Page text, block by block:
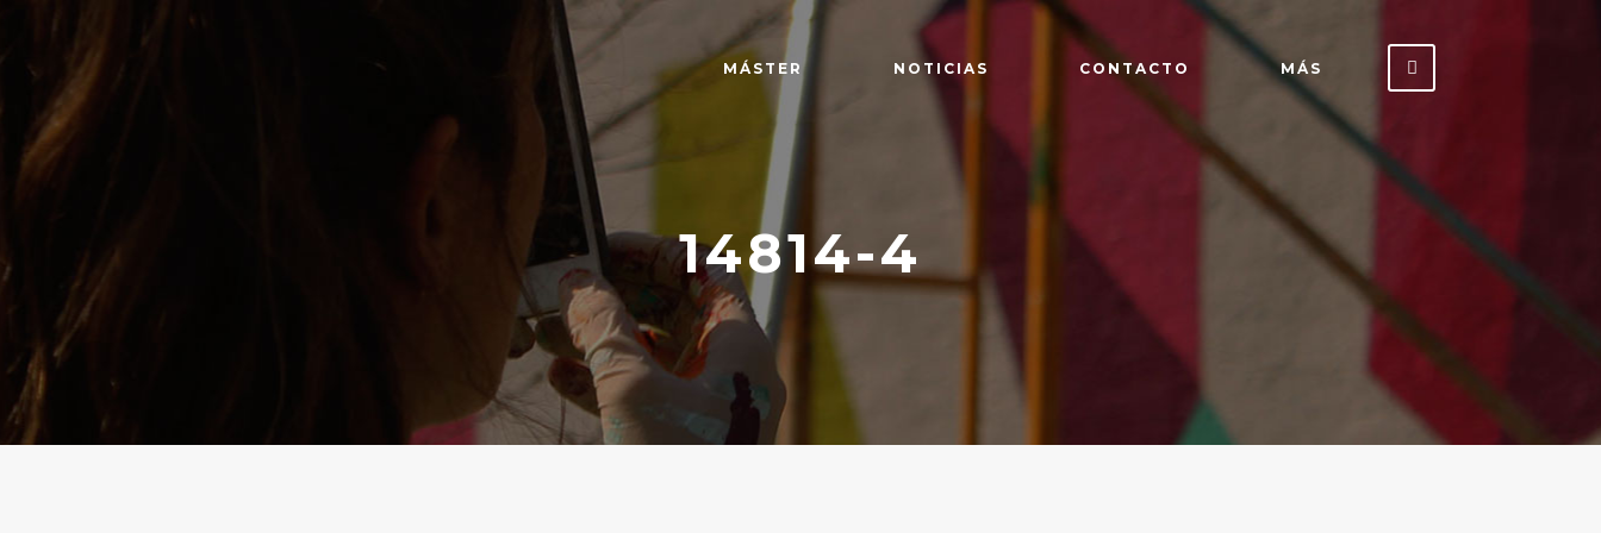
MÁSTER NOTICIAS CONTACTO MÁS
14814-4